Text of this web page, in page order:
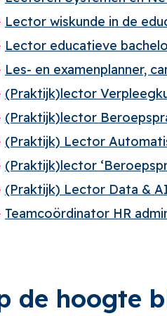
Lector wiskunde in de
Lector educatieve
Les- en examenplanner,
(Praktijk)lector
(Praktijk)lector
(Praktijk) Lector
(Praktijk)lector
(Praktijk) Lector Data &
Teamcoördinator HR
de hoogte